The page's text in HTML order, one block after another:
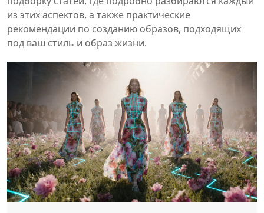
из этих аспектов, а также практические
рекомендации по созданию образов, подходящих
под ваш стиль и образ жизни.